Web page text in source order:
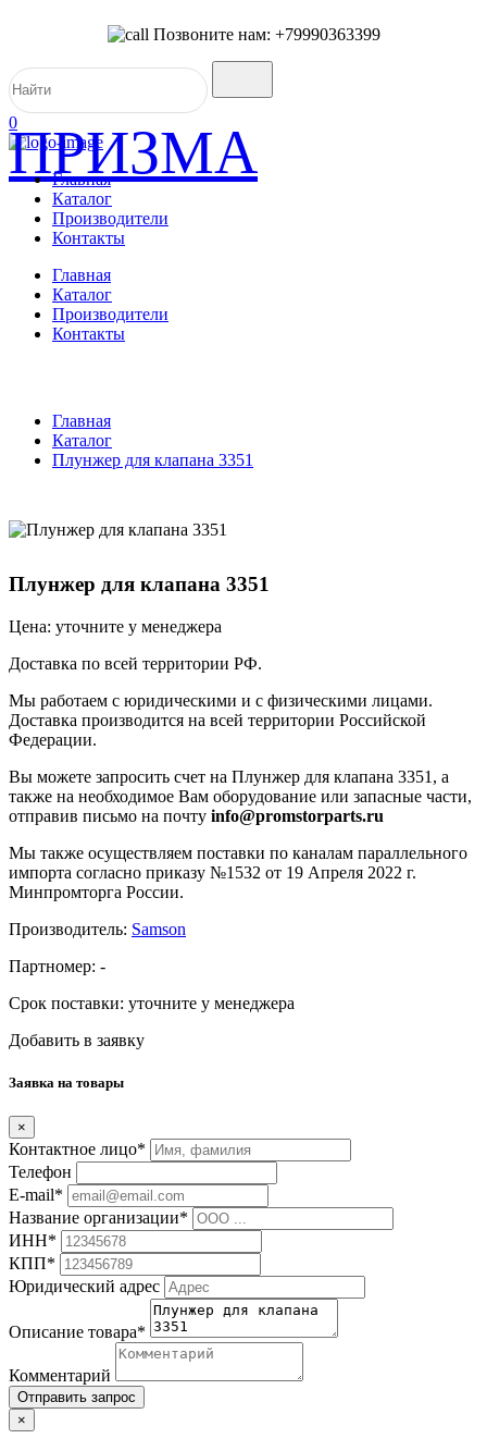
Позвоните нам: +79990363399
0
ПРИЗМА
Главная
Каталог
Производители
Контакты
Главная
Каталог
Производители
Контакты
Главная
Каталог
Плунжер для клапана 3351
Плунжер для клапана 3351
Цена: уточните у менеджера
Доставка по всей территории РФ.
Мы работаем с юридическими и с физическими лицами.
Доставка производится на всей территории Российской
Федерации.
Вы можете запросить счет на Плунжер для клапана 3351, а
также на необходимое Вам оборудование или запасные части,
отправив письмо на почту info@promstorparts.ru
Мы также осуществляем поставки по каналам параллельного
импорта согласно приказу №1532 от 19 Апреля 2022 г.
Минпромторга России.
Производитель: Samson
Партномер: -
Срок поставки: уточните у менеджера
Добавить в заявку
Заявка на товары
×
Контактное лицо*
Телефон
E-mail*
Название организации*
ИНН*
КПП*
Юридический адрес
Описание товара*
Комментарий
Отправить запрос
×